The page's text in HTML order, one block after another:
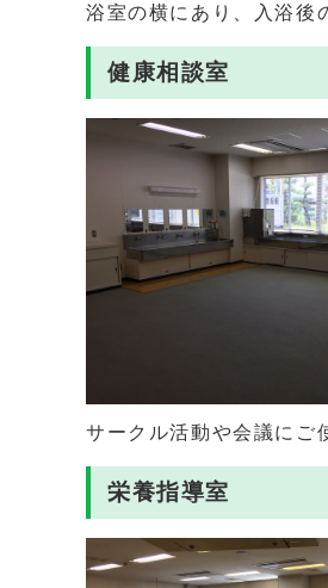
浴室の横にあり、入浴後
健康相談室
サークル活動や会議にご
栄養指導室